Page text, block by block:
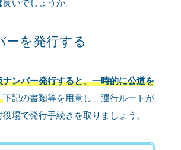
いでしょうか。
ーを発行する
ンバー発行すると、一時的に公道を
下記の書類等を用意し、運行ルートが
場で発行手続きを取りましょう。